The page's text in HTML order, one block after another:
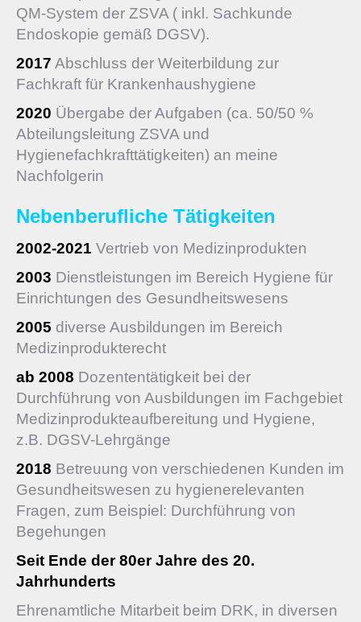
QM-System der ZSVA ( inkl. Sachkunde
Endoskopie gemäß DGSV).
2017 Abschluss der Weiterbildung zur
Fachkraft für Krankenhaushygiene
2020 Übergabe der Aufgaben (ca. 50/50 %
Abteilungsleitung ZSVA und
Hygienefachkrafttätigkeiten) an meine
Nachfolgerin
Nebenberufliche Tätigkeiten
2002-2021 Vertrieb von Medizinprodukten
2003 Dienstleistungen im Bereich Hygiene für
Einrichtungen des Gesundheitswesens
2005 diverse Ausbildungen im Bereich
Medizinprodukterecht
ab 2008 Dozententätigkeit bei der
Durchführung von Ausbildungen im Fachgebiet
Medizinprodukteaufbereitung und Hygiene,
z.B. DGSV-Lehrgänge
2018 Betreuung von verschiedenen Kunden im
Gesundheitswesen zu hygienerelevanten
Fragen, zum Beispiel: Durchführung von
Begehungen
Seit Ende der 80er Jahre des 20.
Jahrhunderts
Ehrenamtliche Mitarbeit beim DRK, in diversen